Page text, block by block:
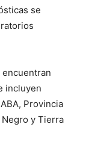
se
incluyen
Provincia
Negro y Tierra